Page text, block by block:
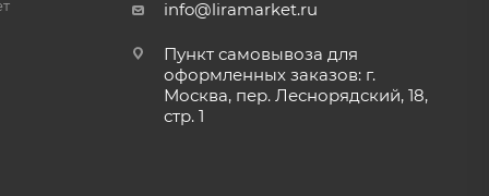
info@liramarket.ru
Пункт самовывоза для
оформленных заказов: г.
Москва, пер. Леснорядский, 18,
стр. 1